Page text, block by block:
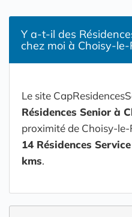
Y a-t-il des
chez moi à Choisy-le-
Le site
Résidences Senior à
proximité de Choisy-
14 Résidences
kms.